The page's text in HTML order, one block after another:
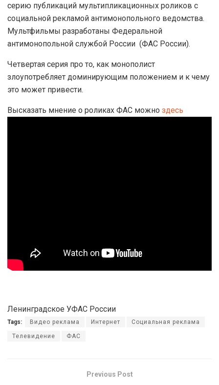
серию публикаций мультипликационных роликов с
социальной рекламой антимонопольного ведомства.
Мультфильмы разработаны Федеральной
антимонопольной службой России (ФАС России).
Четвертая серия про то, как монополист
злоупотребляет доминирующим положением и к чему
это может привести.
Высказать мнение о роликах ФАС можно здесь
Ленинградское УФАС России
Tags: Видео реклама Интернет Социальная реклама
Телевидение ФАС
Previous Post